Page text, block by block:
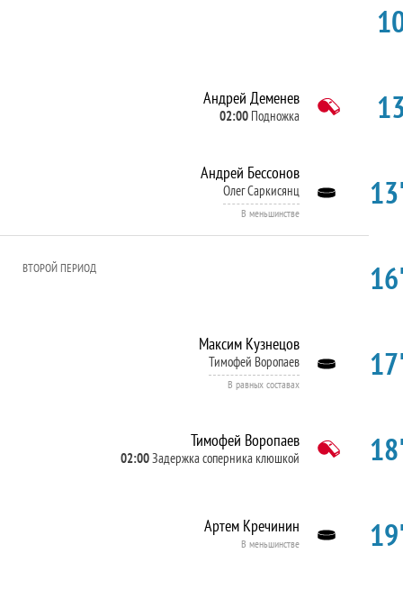
Андрей Деменев
02:00 Подножка
Андрей Бессонов
Олег Саркисянц
В меньшинстве
ВТОРОЙ ПЕРИОД
Максим Кузнецов
Тимофей Воропаев
В равных составах
Тимофей Воропаев
02:00Задержка соперника клюшкой
Артем Кречинин
В меньшинстве